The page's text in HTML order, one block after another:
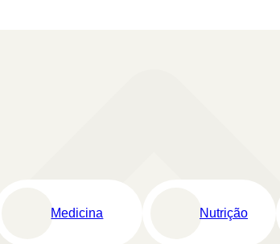
Medicina Nutrição